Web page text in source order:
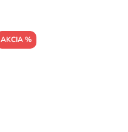
AKCIA %